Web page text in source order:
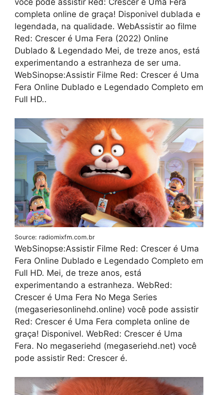
você pode assistir Red: Crescer é Uma Fera
completa online de graça! Disponivel dublada e
legendada, na qualidade. WebAssistir ao filme
Red: Crescer é Uma Fera (2022) Online
Dublado & Legendado Mei, de treze anos, está
experimentando a estranheza de ser uma.
WebSinopse:Assistir Filme Red: Crescer é Uma
Fera Online Dublado e Legendado Completo em
Full HD..
Source: radiomixfm.com.br
WebSinopse:Assistir Filme Red: Crescer é Uma
Fera Online Dublado e Legendado Completo em
Full HD. Mei, de treze anos, está
experimentando a estranheza. WebRed:
Crescer é Uma Fera No Mega Series
(megaseriesonlinehd.online) você pode assistir
Red: Crescer é Uma Fera completa online de
graça! Disponivel. WebRed: Crescer é Uma
Fera. No megaseriehd (megaseriehd.net) você
pode assistir Red: Crescer é.